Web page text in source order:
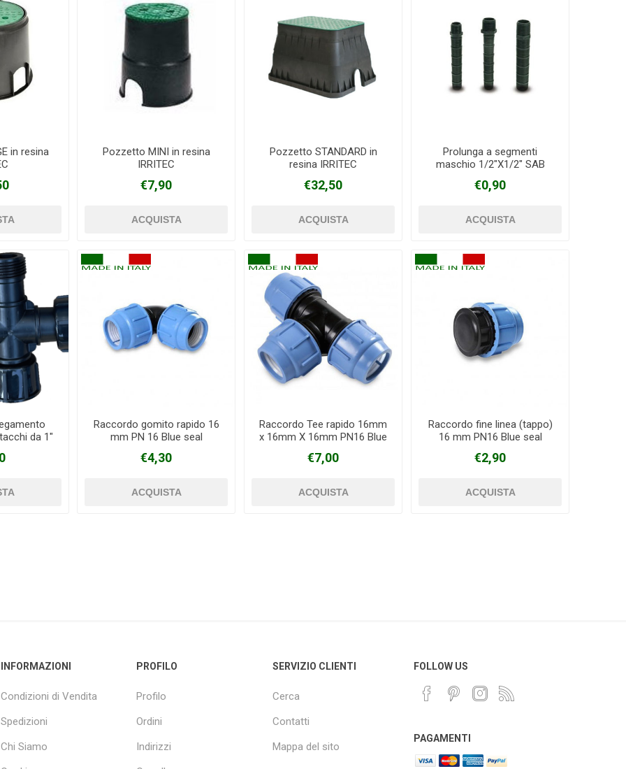
in resina
Pozzetto MINI in resina
IRRITEC
€7,90
Pozzetto STANDARD in
resina IRRITEC
€32,50
Prolunga a segmenti
maschio 1/2"X1/2" SAB
€0,90
da 1"
Raccordo gomito rapido 16
mm PN 16 Blue seal
€4,30
Raccordo Tee rapido 16mm
x 16mm X 16mm PN16 Blue
€7,00
Raccordo fine linea (tappo)
16 mm PN16 Blue seal
€2,90
INFORMAZIONI
Condizioni di Vendita
Spedizioni
Chi Siamo
PROFILO
Profilo
Ordini
Indirizzi
SERVIZIO CLIENTI
Cerca
Contatti
Mappa del sito
FOLLOW US
PAGAMENTI